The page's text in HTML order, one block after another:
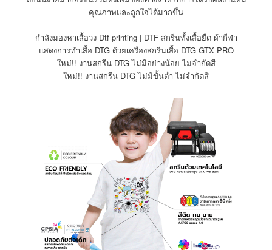
คุณภาพและถูกใจได้มากขึ้น
กำลังมองหาเสื้อวง Dtf printing | DTF สกรีนทั้งเสื้อยืด ผ้ากีฬา
แสดงการทำเสื้อ DTG ด้วยเครื่องสกรีนเสื้อ DTG GTX PRO
ใหม่!! งานสกรีน DTG ไม่มีอย่างน้อย ไม่จำกัดสี
ใหม่!! งานสกรีน DTG ไม่มีขั้นต่ำ ไม่จำกัดสี